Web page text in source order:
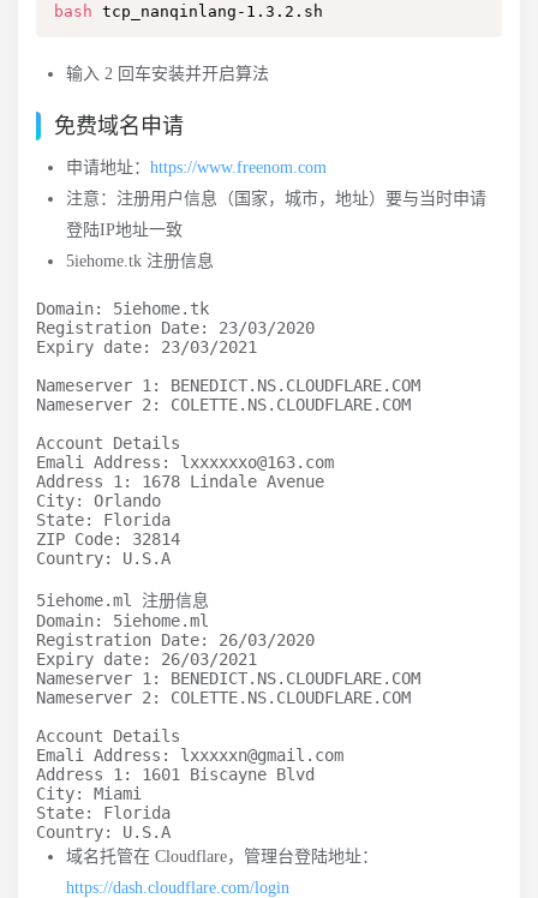
bash tcp_nanqinlang-1.3.2.sh
输入 2 回车安装并开启算法
免费域名申请
申请地址： https://www.freenom.com
注意：注册用户信息（国家，城市，地址）要与当时申请
登陆IP地址一致
5iehome.tk 注册信息
Domain: 5iehome.tk
Registration Date: 23/03/2020
Expiry date: 23/03/2021
Nameserver 1: BENEDICT.NS.CLOUDFLARE.COM
Nameserver 2: COLETTE.NS.CLOUDFLARE.COM
Account Details
Emali Address: lxxxxxxo@163.com
Address 1: 1678 Lindale Avenue
City: Orlando
State: Florida
ZIP Code: 32814
Country: U.S.A
5iehome.ml 注册信息
Domain: 5iehome.ml
Registration Date: 26/03/2020
Expiry date: 26/03/2021
Nameserver 1: BENEDICT.NS.CLOUDFLARE.COM
Nameserver 2: COLETTE.NS.CLOUDFLARE.COM
Account Details
Emali Address: lxxxxxn@gmail.com
Address 1: 1601 Biscayne Blvd
City: Miami
State: Florida
Country: U.S.A
域名托管在 Cloudflare，管理台登陆地址：
https://dash.cloudflare.com/login